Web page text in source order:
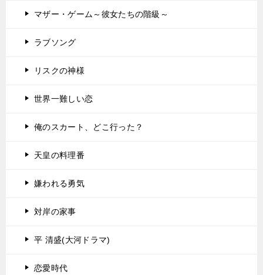
マザー・ゲーム～彼女たちの階級～
ラブソング
リスクの神様
世界一難しい恋
俺のスカート、どこ行った？
天皇の料理番
嫌われる勇気
対岸の家事
平 清盛(大河ドラマ)
恋愛時代